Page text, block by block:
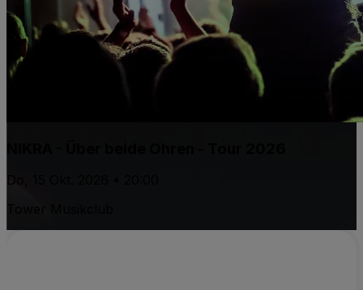
Do, 15 Okt. 2026 • 20:00